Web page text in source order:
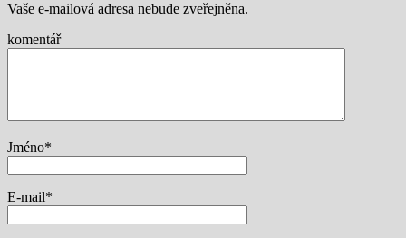
Vaše e-mailová adresa nebude zveřejněna.
komentář
Jméno*
E-mail*